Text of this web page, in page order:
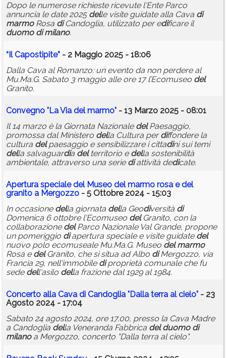
Dopo le numerose richieste ricevute l'Ente Parco
annuncia le date 2025 delle visite guidate alla Cava di
marmoRosa diCandoglia, utilizzato per edificare il
duomo di milano.
“Il Capostipite” - 2 Maggio 2025 - 18:06
Dalla Cava al Romanzo: un evento da non perdere al
Mu.Ma.G. Sabato 3 maggio alle ore 17 l’Ecomuseo del
Granito.
Convegno "La Via del marmo" - 13 Marzo 2025 - 08:01
Il 14 marzo è la Giornata Nazionale delPaesaggio,
promossa dal Ministero della Cultura perdiffondere la
cultura delpaesaggio e sensibilizzare i cittadini sui temi
della salvaguardia delterritorio e della sostenibilità
ambientale, attraverso una serie diattività dedicate.
Apertura specialedelMuseo del marmo rosa edel
granito a Mergozzo - 5 Ottobre 2024 - 15:03
In occasione della giornata della Geodiversità di
Domenica 6 ottobre l'Ecomuseo delGranito, con la
collaborazione delParco Nazionale Val Grande, propone
un pomeriggio diapertura speciale e visite guidate del
nuovo polo ecomuseale Mu.Ma.G. Museo del marmo
Rosa e delGranito, che si situa ad Albo diMergozzo, via
Francia 29, nell'immobile diproprietà comunale che fu
sede dell'asilo della frazione dal 1929 al 1984.
Concerto alla Cava di Candoglia "Dalla terra al cielo" - 23
Agosto 2024 - 17:04
Sabato 24 agosto 2024, ore 17.00, presso la Cava Madre
a Candoglia della Veneranda Fabbrica del duomo di
milanoa Mergozzo, concerto "Dalla terra al cielo".